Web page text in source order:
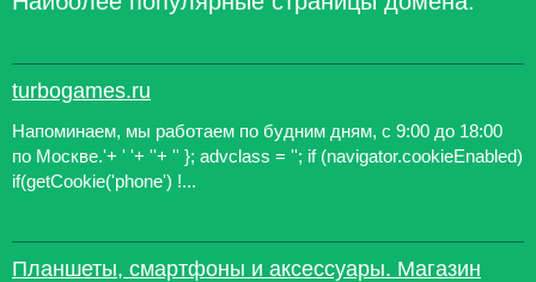
turbogames.ru
Напоминаем, мы работаем по будним дням, с 9:00 до 18:00
по Москве.'+ ' '+ ''+ '' }; advclass = ''; if (navigator.cookieEnabled)
if(getCookie('phone') !...
Планшеты, смартфоны и аксессуары. Магазин